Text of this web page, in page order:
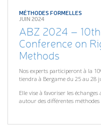
MÉTHODES FORMELLES
JUIN 2024
ABZ 2024 –
Conference on
Methods
Nos experts participeront à la
tiendra à Bergame du 25 au 28
Elle vise à favoriser les
autour des différentes méthodes